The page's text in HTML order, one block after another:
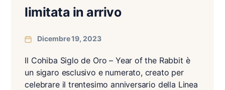
limitata in arrivo
Dicembre 19, 2023
Il Cohiba Siglo de Oro – Year of the Rabbit è
un sigaro esclusivo e numerato, creato per
celebrare il trentesimo anniversario della Linea